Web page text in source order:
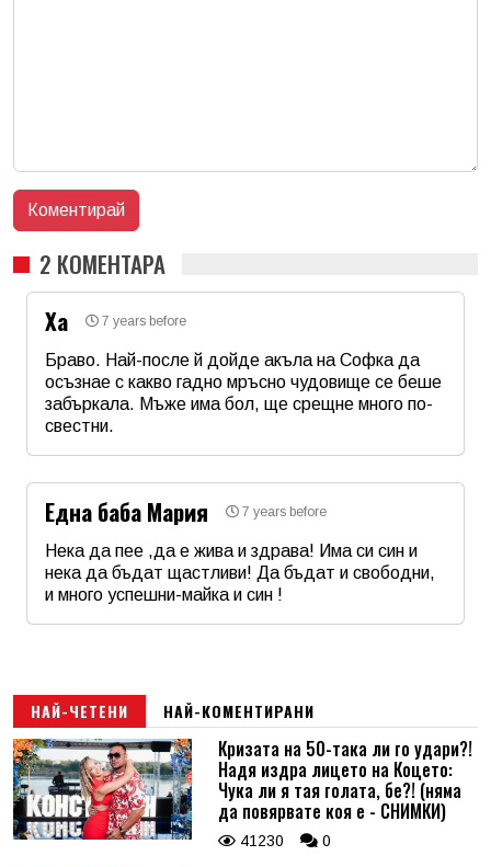
2 КОМЕНТАРА
Ха
7 years before
Браво. Най-после й дойде акъла на Софка да
осъзнае с какво гадно мръсно чудовище се беше
забъркала. Мъже има бол, ще срещне много по-
свестни.
Email
Една баба Мария 7 years before
Нека да пее ,да е жива и здрава! Има си син и
нека да бъдат щастливи! Да бъдат и свободни,
и много успешни-майка и син !
Email
Коментар*
НАЙ-ЧЕТЕНИ НАЙ-КОМЕНТИРАНИ
Кризата на 50-така ли го удари?!
Надя издра лицето на Коцето:
Чука ли я тая голата, бе?! (няма
да повярвате коя е - СНИМКИ)
41230 0